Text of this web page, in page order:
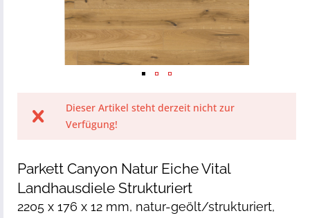
Dieser Artikel steht derzeit nicht zur
Verfügung!
Parkett Canyon Natur Eiche Vital
Landhausdiele Strukturiert
2205 x 176 x 12 mm, natur-geölt/strukturiert,